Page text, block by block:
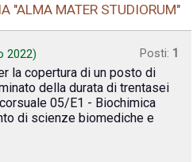
"ALMA MATER STUDIORUM"
2022) Posti: 1
la copertura di un posto di
della durata di trentasei
05/E1 - Biochimica
di scienze biomediche e